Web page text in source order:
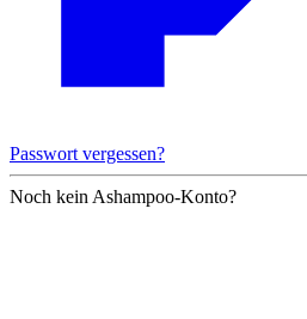
Passwort vergessen?
Noch kein Ashampoo-Konto?